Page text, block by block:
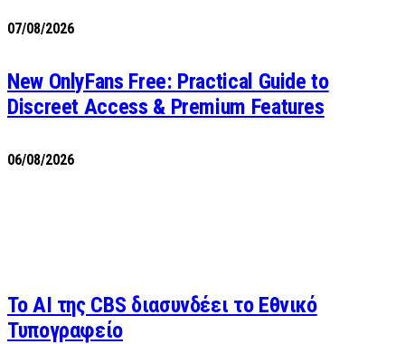
07/08/2026
New OnlyFans Free: Practical Guide to
Discreet Access & Premium Features
06/08/2026
Το AI της CBS διασυνδέει το Εθνικό
Τυπογραφείο